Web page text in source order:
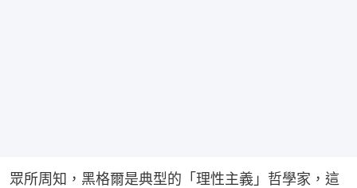
眾所周知，黑格爾是典型的「理性主義」哲學家，這